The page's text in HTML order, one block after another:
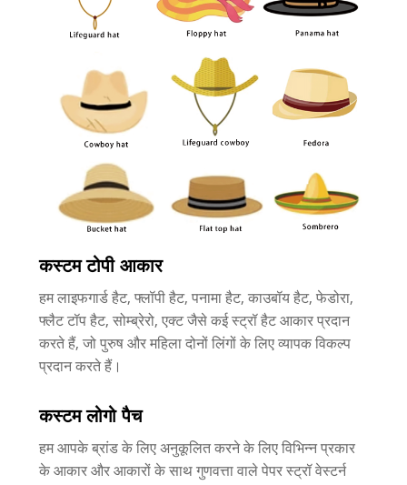
कस्टम टोपी आकार
हम लाइफगार्ड हैट, फ्लॉपी हैट, पनामा हैट, काउबॉय हैट, फेडोरा,
फ्लैट टॉप हैट, सोम्ब्रेरो, एक्ट जैसे कई स्ट्रॉ हैट आकार प्रदान
करते हैं, जो पुरुष और महिला दोनों लिंगों के लिए व्यापक विकल्प
प्रदान करते हैं।
कस्टम लोगो पैच
हम आपके ब्रांड के लिए अनुकूलित करने के लिए विभिन्न प्रकार
के आकार और आकारों के साथ गुणवत्ता वाले पेपर स्ट्रॉ वेस्टर्न